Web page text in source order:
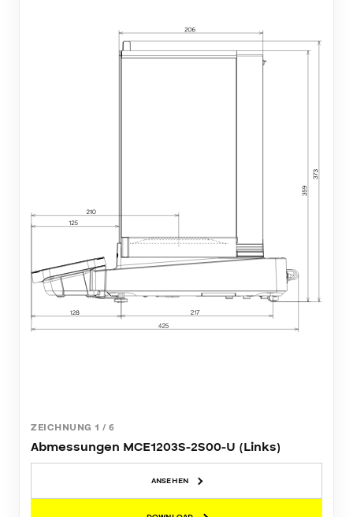
ZEICHNUNG 1 / 6
Abmessungen MCE1203S-2S00-U (Links)
ANSEHEN